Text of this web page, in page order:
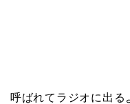
呼ばれてラジオに出る